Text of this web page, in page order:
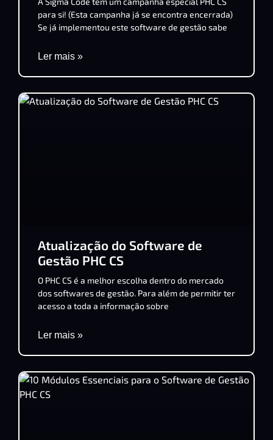
para si! (Esta campanha já se encontra encerrada)
Se já implementou este software de gestão sabe
Ler mais »
Atualização do Software de
Gestão PHC CS
O PHC CS é a melhor escolha dentro do mercado
dos softwares de gestão. Para além de permitir ter
acesso a toda a informação sobre
Ler mais »